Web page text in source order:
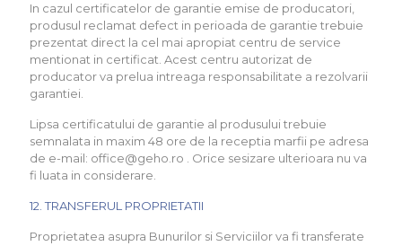
In cazul certificatelor de garantie emise de producatori,
produsul reclamat defect in perioada de garantie trebuie
prezentat direct la cel mai apropiat centru de service
mentionat in certificat. Acest centru autorizat de
producator va prelua intreaga responsabilitate a rezolvarii
garantiei.
Lipsa certificatului de garantie al produsului trebuie
semnalata in maxim 48 ore de la receptia marfii pe adresa
de e-mail: office@geho.ro . Orice sesizare ulterioara nu va
fi luata in considerare.
12. TRANSFERUL PROPRIETATII
Proprietatea asupra Bunurilor si Serviciilor va fi transferate